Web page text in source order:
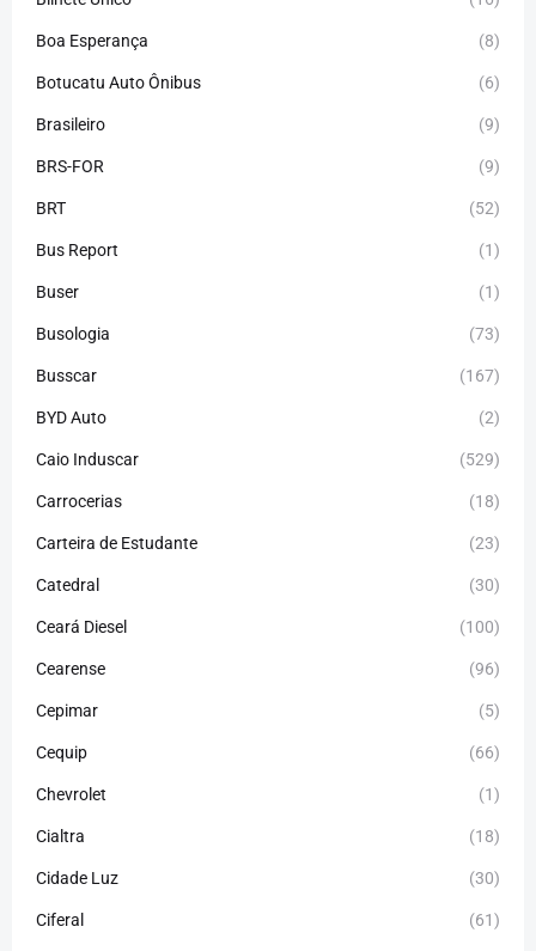
Boa Esperança (8)
Botucatu Auto Ônibus (6)
Brasileiro (9)
BRS-FOR (9)
BRT (52)
Bus Report (1)
Buser (1)
Busologia (73)
Busscar (167)
BYD Auto (2)
Caio Induscar (529)
Carrocerias (18)
Carteira de Estudante (23)
Catedral (30)
Ceará Diesel (100)
Cearense (96)
Cepimar (5)
Cequip (66)
Chevrolet (1)
Cialtra (18)
Cidade Luz (30)
Ciferal (61)